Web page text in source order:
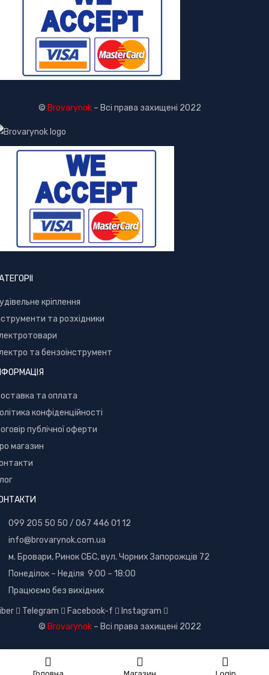
© Brovarynok– Всі права захищені 2022
кріплення
та розхідники
та бензоінструмент
та оплата
конфіденційності
публічної оферти
магазин
099 205 50 50 / 067 446 01 12
info@brovarynok.com.ua
м. Бровари, Ринок СБС, вул. Чорних Запорожців 72
Понеділок – Неділя 9:00 – 18:00
Працюємо без вихідних
Telegram Facebook-f
Instagram
© Brovarynok– Всі права захищені 2022